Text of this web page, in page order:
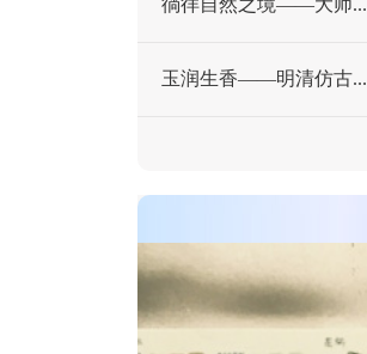
徜徉自然之境——大师...
玉润生香——明清仿古...